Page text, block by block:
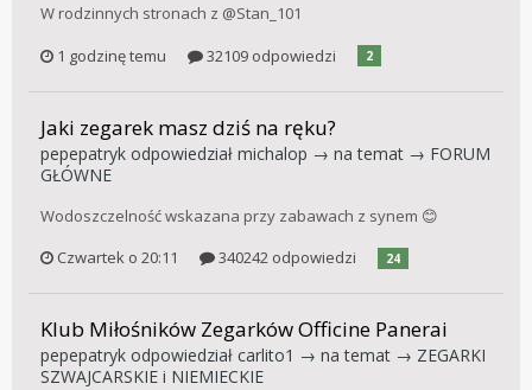
W rodzinnych stronach z @Stan_101
1 godzinę temu
32109 odpowiedzi 2
Jaki zegarek masz dziś na ręku?
pepepatryk odpowiedział michalop → na temat → FORUM
GŁÓWNE
Wodoszczelność wskazana przy zabawach z synem 😊
Czwartek o 20:11
340242 odpowiedzi 24
Klub Miłośników Zegarków Officine Panerai
pepepatryk odpowiedział carlito1 → na temat → ZEGARKI
SZWAJCARSKIE i NIEMIECKIE